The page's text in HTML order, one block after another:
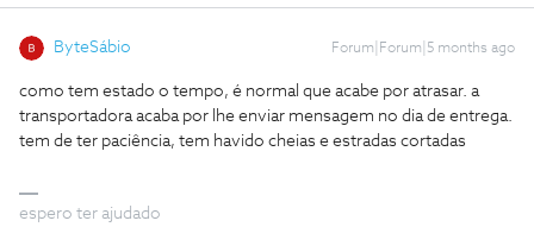
ByteSábio Forum|Forum|5 months ago
como tem estado o tempo, é normal que acabe por atrasar. a
transportadora acaba por lhe enviar mensagem no dia de entrega.
tem de ter paciência, tem havido cheias e estradas cortadas
espero ter ajudado